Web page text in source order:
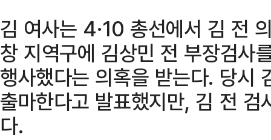
김 여사는 4·10 총선에서 김 전
창 지역구에 김상민 전 부장검사
행사했다는 의혹을 받는다. 당시
출마한다고 발표했지만, 김 전
다.